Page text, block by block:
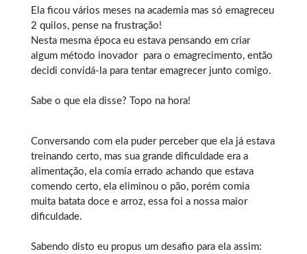
Ela ficou vários meses na academia mas só emagreceu
2 quilos, pense na frustração!
Nesta mesma época eu estava pensando em criar
algum método inovador para o emagrecimento, então
decidi convidá-la para tentar emagrecer junto comigo.
Sabe o que ela disse? Topo na hora!
Conversando com ela puder perceber que ela já estava
treinando certo, mas sua grande dificuldade era a
alimentação, ela comia errado achando que estava
comendo certo, ela eliminou o pão, porém comia
muita batata doce e arroz, essa foi a nossa maior
dificuldade.
Sabendo disto eu propus um desafio para ela assim: